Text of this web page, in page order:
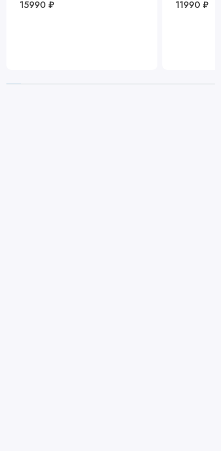
15990 ₽ 11990 ₽